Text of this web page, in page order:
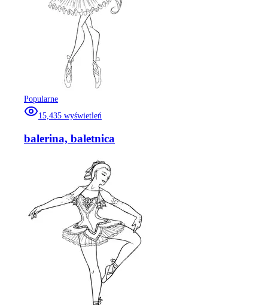
Popularne
15,435 wyświetleń
balerina, baletnica